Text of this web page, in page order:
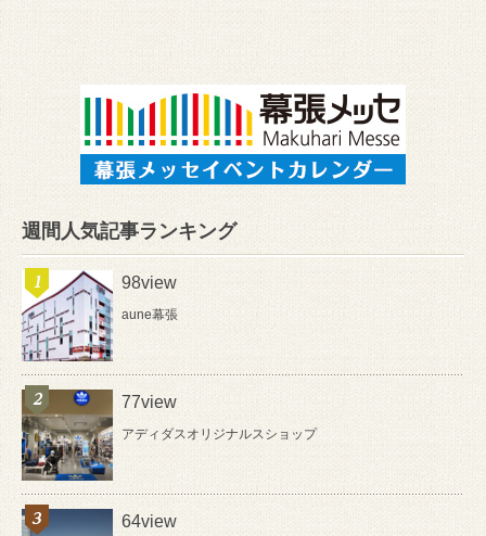
週間人気記事ランキング
98view
aune幕張
77view
アディダスオリジナルスショップ
64view